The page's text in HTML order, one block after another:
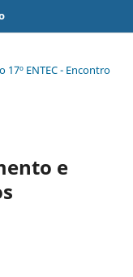
ENTEC - Encontro
e